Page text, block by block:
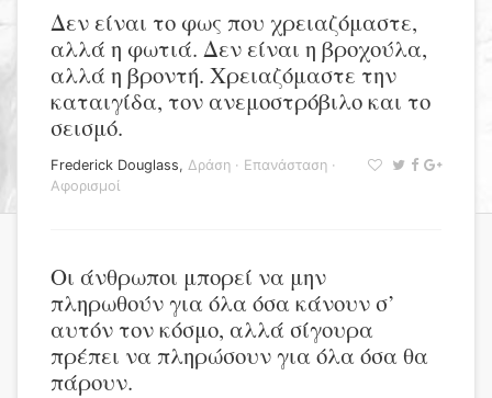
Δεν είναι το φως που χρειαζόμαστε,
αλλά η φωτιά. Δεν είναι η βροχούλα,
αλλά η βροντή. Χρειαζόμαστε την
καταιγίδα, τον ανεμοστρόβιλο και το
σεισμό.
Frederick Douglass, Δράση · Επανάσταση ·
Αφορισμοί
Οι άνθρωποι μπορεί να μην
πληρωθούν για όλα όσα κάνουν σ’
αυτόν τον κόσμο, αλλά σίγουρα
πρέπει να πληρώσουν για όλα όσα θα
πάρουν.